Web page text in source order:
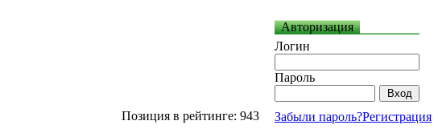
Позиция в рейтинге: 943
Авторизация
Логин
Пароль
Забыли пароль?Регистрация